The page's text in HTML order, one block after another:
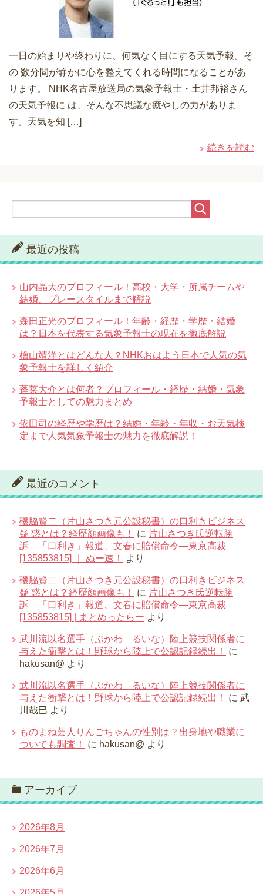
一日の始まりや終わりに、何気なく目にする天気予報。そ
の 数分間が静かに心を整えてくれる時間になることがあ
ります。 NHK名古屋放送局の気象予報士・土井邦裕さん
の天気予報に は、そんな不思議な癒やしの力がありま
す。天気を知 […]
続きを読む
最近の投稿
山内晶大のプロフィール！高校・大学・所属チームや
結婚、プレースタイルまで解説
森田正光のプロフィール！年齢・経歴・学歴・結婚
は？日本を代表する気象予報士の現在を徹底解説
檜山靖洋とはどんな人？NHKおはよう日本で人気の気
象予報士を詳しく紹介
蓬莱大介とは何者？プロフィール・経歴・結婚・気象
予報士としての魅力まとめ
依田司の経歴や学歴は？結婚・年齢・年収・お天気検
定まで人気気象予報士の魅力を徹底解説！
最近のコメント
磯脇賢二（片山さつき元公設秘書）の口利きビジネス
疑 惑とは？経歴顔画像も！
に 片山さつき氏逆転勝
訴 「口利き」報道、文春に賠償命令―東京高裁
[135853815] ｜ ぬー速！
より
磯脇賢二（片山さつき元公設秘書）の口利きビジネス
疑 惑とは？経歴顔画像も！
に 片山さつき氏逆転勝
訴 「口利き」報道、文春に賠償命令―東京高裁
[135853815] | まとめったらー より
武川流以名選手（ぶかわ るいな）陸上競技関係者に
与えた衝撃とは！野球から陸上で公認記録続出！
に
hakusan@ より
武川流以名選手（ぶかわ るいな）陸上競技関係者に
与えた衝撃とは！野球から陸上で公認記録続出！
に 武
川哉巳 より
ものまね芸人りんごちゃんの性別は？出身地や職業に
ついても調査！
に hakusan@ より
アーカイブ
2026年8月
2026年7月
2026年6月